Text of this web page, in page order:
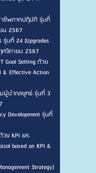
าชีพภาคปฏิบัติ รุ่นที่
น 2567
นที่ 24 (Upgrades
ศจิกายน 2567
Goal Setting ด้วย
& Effective Action
ผู้นำกลยุทธ์ รุ่นที่ 3
Development รุ่นที่
ย KPI และ
based on KPI &
Strategy)